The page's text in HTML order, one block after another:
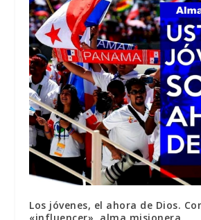
Los jóvenes, el ahora de Dios.